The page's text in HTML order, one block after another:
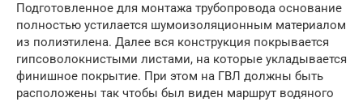
Подготовленное для монтажа трубопровода основание
полностью устилается шумоизоляционным материалом
из полиэтилена. Далее вся конструкция покрывается
гипсоволокнистыми листами, на которые укладывается
финишное покрытие. При этом на ГВЛ должны быть
расположены так чтобы был виден маршрут водяного